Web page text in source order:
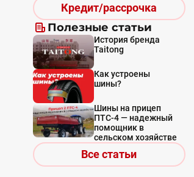
Кредит/рассрочка
Полезные статьи
История бренда
Taitong
Как устроены
шины?
Шины на прицеп
ПТС-4 — надежный
помощник в
сельском хозяйстве
Все статьи